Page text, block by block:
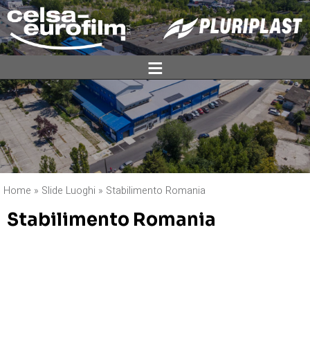
ĕ
Home » Slide Luoghi » Stabilimento Romania
Stabilimento Romania